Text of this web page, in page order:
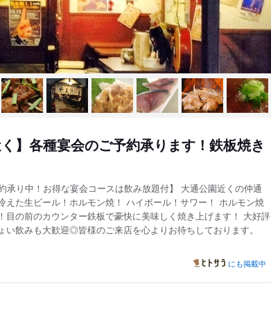
】各種宴会のご予約承ります！鉄板焼き
承り中！お得な宴会コースは飲み放題付】 大通公園近くの仲通
えた生ビール！ホルモン焼！ ハイボール！サワー！ ホルモン焼
目の前のカウンター鉄板で豪快に美味しく焼き上げます！ 大好評
い飲みも大歓迎◎皆様のご来店を心よりお待ちしております。
にも掲載中